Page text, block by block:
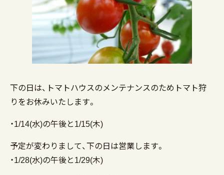
下の日は、トマトハウスのメンテナンスのためトマト狩
りをお休みいたします。
・1/14(水)の午後と1/15(木)
予定が変わりまして、下の日は営業します。
・1/28(水)の午後と1/29(木)